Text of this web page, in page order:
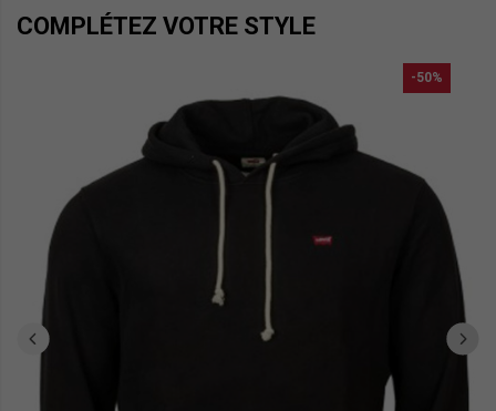
COMPLÉTEZ VOTRE STYLE
-50%